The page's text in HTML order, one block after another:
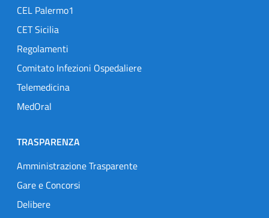
CEL Palermo1
CET Sicilia
Regolamenti
Comitato Infezioni Ospedaliere
Telemedicina
MedOral
TRASPARENZA
Amministrazione Trasparente
Gare e Concorsi
Delibere